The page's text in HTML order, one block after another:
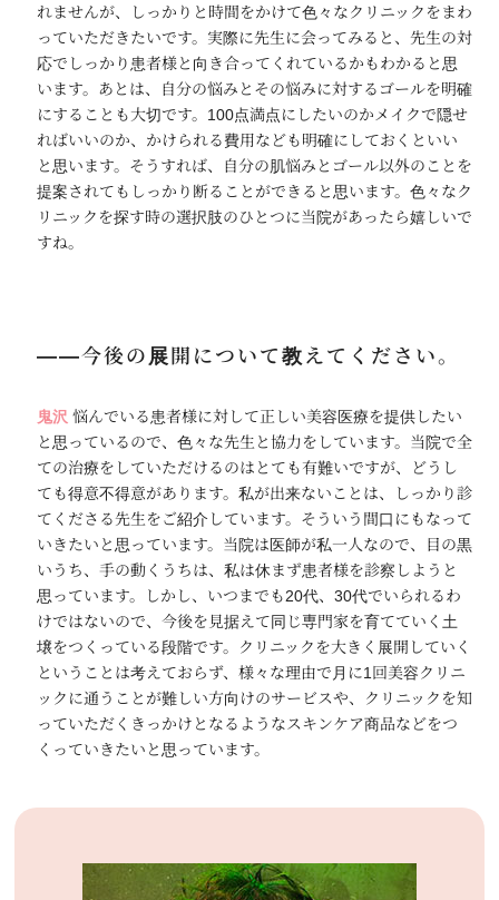
れませんが、しっかりと時間をかけて色々なクリニックをまわ
っていただきたいです。実際に先生に会ってみると、先生の対
応でしっかり患者様と向き合ってくれているかもわかると思
います。あとは、自分の悩みとその悩みに対するゴールを明確
にすることも大切です。100点満点にしたいのかメイクで隠せ
ればいいのか、かけられる費用なども明確にしておくといい
と思います。そうすれば、自分の肌悩みとゴール以外のことを
提案されてもしっかり断ることができると思います。色々なク
リニックを探す時の選択肢のひとつに当院があったら嬉しいで
すね。
――今後の展開について教えてください。
鬼沢悩んでいる患者様に対して正しい美容医療を提供したい
と思っているので、色々な先生と協力をしています。当院で全
ての治療をしていただけるのはとても有難いですが、どうし
ても得意不得意があります。私が出来ないことは、しっかり診
てくださる先生をご紹介しています。そういう間口にもなって
いきたいと思っています。当院は医師が私一人なので、目の黒
いうち、手の動くうちは、私は休まず患者様を診察しようと
思っています。しかし、いつまでも20代、30代でいられるわ
けではないので、今後を見据えて同じ専門家を育てていく土
壌をつくっている段階です。クリニックを大きく展開していく
ということは考えておらず、様々な理由で月に1回美容クリニ
ックに通うことが難しい方向けのサービスや、クリニックを知
っていただくきっかけとなるようなスキンケア商品などをつ
くっていきたいと思っています。